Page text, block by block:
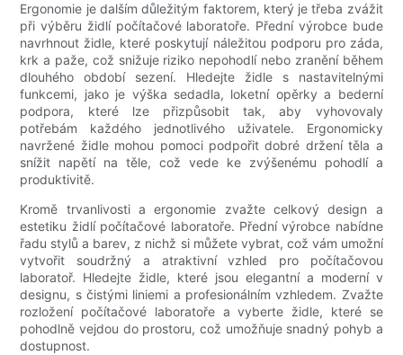
Ergonomie je dalším důležitým faktorem, který je třeba zvážit
při výběru židlí počítačové laboratoře. Přední výrobce bude
navrhnout židle, které poskytují náležitou podporu pro záda,
krk a paže, což snižuje riziko nepohodlí nebo zranění během
dlouhého období sezení. Hledejte židle s nastavitelnými
funkcemi, jako je výška sedadla, loketní opěrky a bederní
podpora, které lze přizpůsobit tak, aby vyhovovaly
potřebám každého jednotlivého uživatele. Ergonomicky
navržené židle mohou pomoci podpořit dobré držení těla a
snížit napětí na těle, což vede ke zvýšenému pohodlí a
produktivitě.
Kromě trvanlivosti a ergonomie zvažte celkový design a
estetiku židlí počítačové laboratoře. Přední výrobce nabídne
řadu stylů a barev, z nichž si můžete vybrat, což vám umožní
vytvořit soudržný a atraktivní vzhled pro počítačovou
laboratoř. Hledejte židle, které jsou elegantní a moderní v
designu, s čistými liniemi a profesionálním vzhledem. Zvažte
rozložení počítačové laboratoře a vyberte židle, které se
pohodlně vejdou do prostoru, což umožňuje snadný pohyb a
dostupnost.